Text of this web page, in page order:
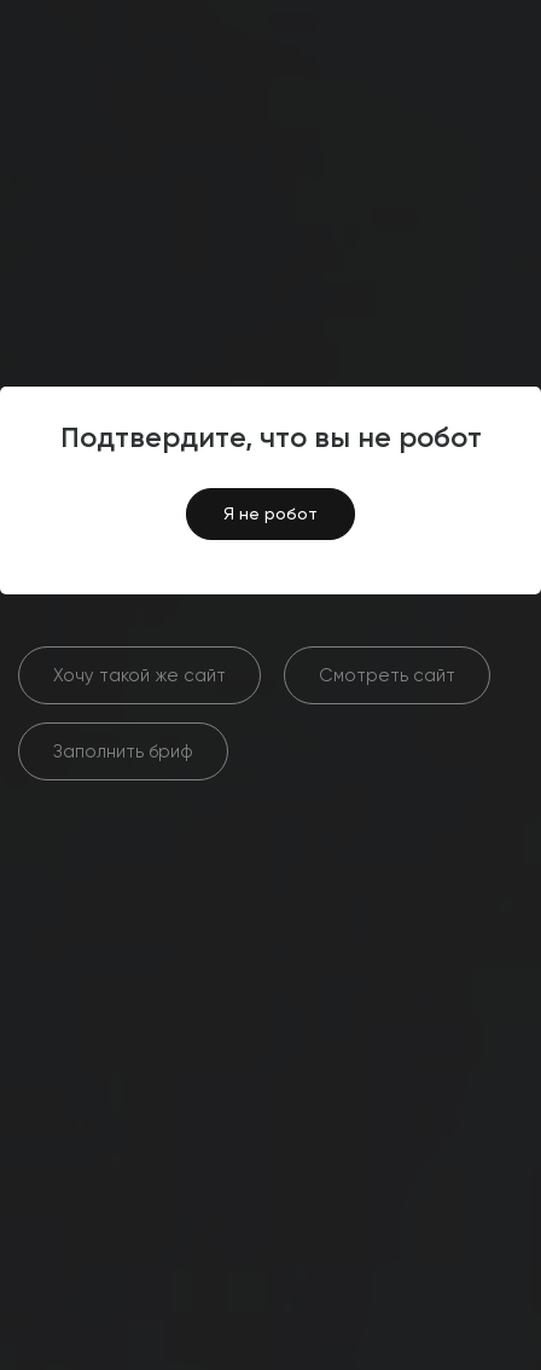
Подтвердите, что вы не робот
Я не робот
Разработка интернет-
магазина цветов FastFlower
Хочу такой же сайт Смотреть сайт
Заполнить бриф
4.5